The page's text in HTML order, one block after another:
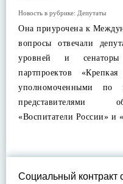
Новость в рубрике: Депутаты
Она приурочена к
вопросы отвечали
уровней и
партпроектов
уполномоченными по
представителями
«Воспитатели России» и
Социальный контракт